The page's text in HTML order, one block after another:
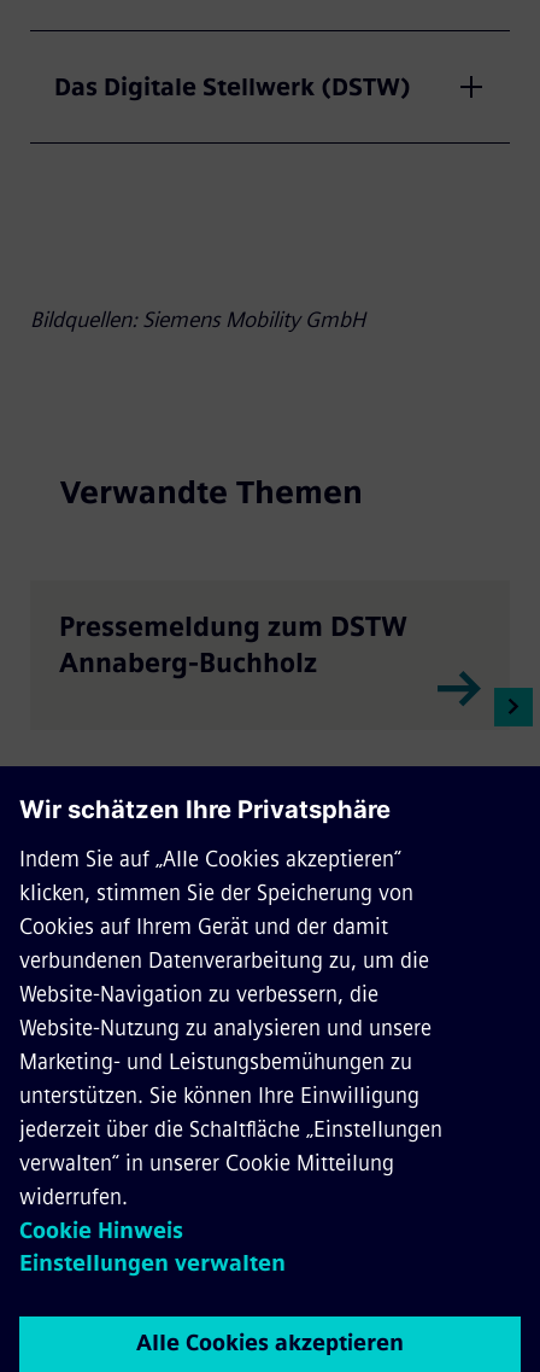
Video
Das Digitale Stellwerk (DSTW)
Bildquellen: Siemens Mobility GmbH
Verwandte Themen
Pressemeldung zum DSTW
Annaberg-Buchholz
KONTAKT